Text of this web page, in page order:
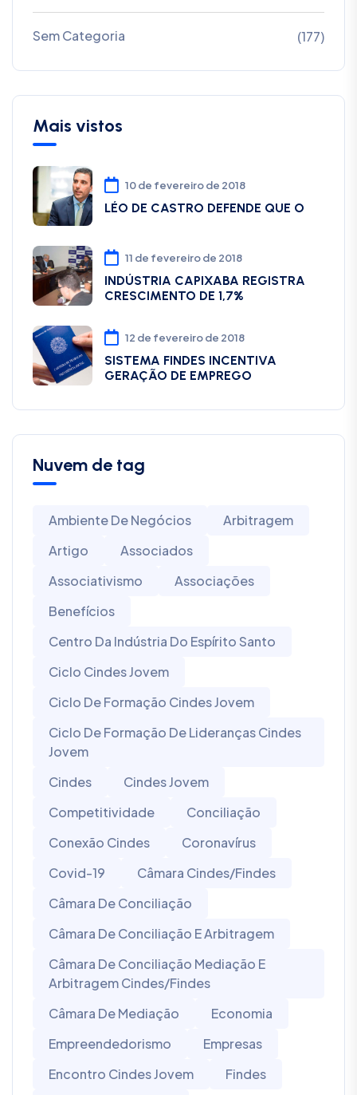
Sem Categoria (177)
Mais vistos
10 de fevereiro de 2018
LÉO DE CASTRO DEFENDE QUE O
11 de fevereiro de 2018
INDÚSTRIA CAPIXABA REGISTRA
CRESCIMENTO DE 1,7%
12 de fevereiro de 2018
SISTEMA FINDES INCENTIVA
GERAÇÃO DE EMPREGO
Nuvem de tag
Ambiente De Negócios
Arbitragem
Artigo
Associados
Associativismo
Associações
Benefícios
Centro Da Indústria Do Espírito Santo
Ciclo Cindes Jovem
Ciclo De Formação Cindes Jovem
Ciclo De Formação De Lideranças Cindes
Jovem
Cindes
Cindes Jovem
Competitividade
Conciliação
Conexão Cindes
Coronavírus
Covid-19
Câmara Cindes/Findes
Câmara De Conciliação
Câmara De Conciliação E Arbitragem
Câmara De Conciliação Mediação E
Arbitragem Cindes/Findes
Câmara De Mediação
Economia
Empreendedorismo
Empresas
Encontro Cindes Jovem
Findes